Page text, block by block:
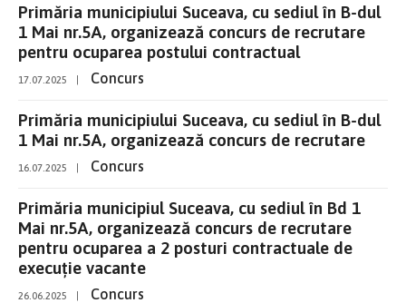
Primăria municipiului Suceava, cu sediul în B-dul
1 Mai nr.5A, organizează concurs de recrutare
pentru ocuparea postului contractual
17.07.2025 Concurs
Primăria municipiului Suceava, cu sediul în B-dul
1 Mai nr.5A, organizează concurs de recrutare
16.07.2025 Concurs
Primăria municipiul Suceava, cu sediul în Bd 1
Mai nr.5A, organizează concurs de recrutare
pentru ocuparea a 2 posturi contractuale de
execuție vacante
26.06.2025 Concurs